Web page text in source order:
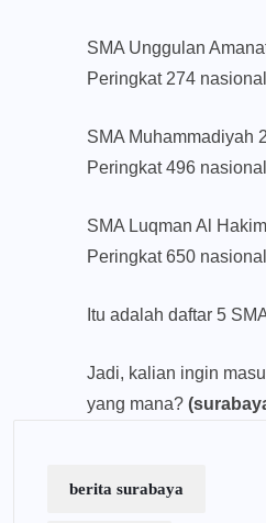
SMA Unggulan
Peringkat 274 nasional
SMA Muhammadiyah
Peringkat 496 nasional
SMA Luqman Al Hakim
Peringkat 650 nasional
Itu adalah daftar 5
Jadi, kalian ingin
yang mana?
berita surabaya